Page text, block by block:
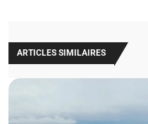
ARTICLES SIMILAIRES